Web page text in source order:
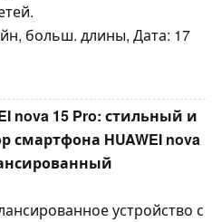
больш. длины, Дата: 17
nova 15 Pro: стильный и
смартфона HUAWEI nova
устройство с